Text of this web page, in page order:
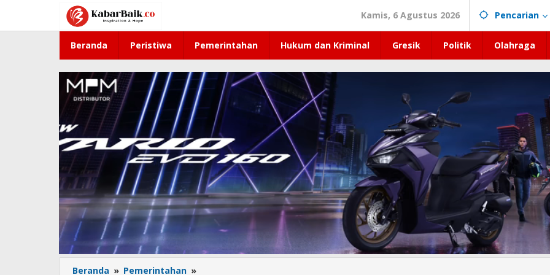
konten
Kamis, 6 Agustus 2026 Pencarian
Beranda Peristiwa Pemerintahan Hukum dan Kriminal Gresik Politik Olahraga
Beranda » Pemerintahan »